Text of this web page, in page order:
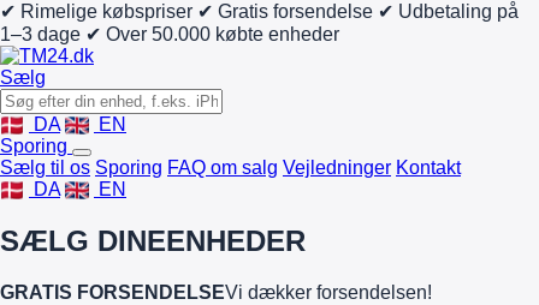
✔ Rimelige købspriser ✔ Gratis forsendelse ✔ Udbetaling på
1–3 dage ✔ Over 50.000 købte enheder
Sælg
DA
EN
Sporing
Sælg til os Sporing FAQ om salg Vejledninger Kontakt
DA
EN
SÆLG DINEENHEDER
GRATIS FORSENDELSEVi dækker forsendelsen!